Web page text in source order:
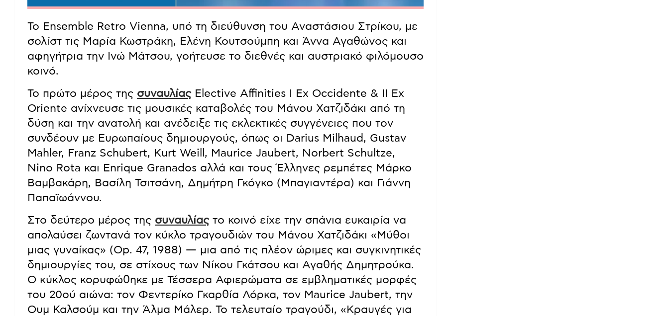
Το Ensemble Retro Vienna, υπό τη διεύθυνση του Αναστάσιου Στρίκου, με
σολίστ τις Μαρία Κωστράκη, Ελένη Κουτσούμπη και Άννα Αγαθώνος και
αφηγήτρια την Ινώ Μάτσου, γοήτευσε το διεθνές και αυστριακό φιλόμουσο
κοινό.
Το πρώτο μέρος της συναυλίαςElective Affinities I Ex Occidente & II Ex
Oriente ανίχνευσε τις μουσικές καταβολές του Μάνου Χατζιδάκι από τη
δύση και την ανατολή και ανέδειξε τις εκλεκτικές συγγένειες που τον
συνδέουν με Ευρωπαίους δημιουργούς, όπως οι Darius Milhaud, Gustav
Mahler, Franz Schubert, Kurt Weill, Maurice Jaubert, Norbert Schultze,
Nino Rota και Enrique Granados αλλά και τους Έλληνες ρεμπέτες Μάρκο
Βαμβακάρη, Βασίλη Τσιτσάνη, Δημήτρη Γκόγκο (Μπαγιαντέρα) και Γιάννη
Παπαϊωάννου.
Στο δεύτερο μέρος της συναυλίαςτο κοινό είχε την σπάνια ευκαιρία να
απολαύσει ζωντανά τον κύκλο τραγουδιών του Μάνου Χατζιδάκι «Μύθοι
μιας γυναίκας» (Op. 47, 1988) — μια από τις πλέον ώριμες και συγκινητικές
δημιουργίες του, σε στίχους των Νίκου Γκάτσου και Αγαθής Δημητρούκα.
Ο κύκλος κορυφώθηκε με Τέσσερα Αφιερώματα σε εμβληματικές μορφές
του 20ού αιώνα: τον Φεντερίκο Γκαρθία Λόρκα, τον Maurice Jaubert, την
Ουμ Καλσούμ και την Άλμα Μάλερ. Το τελευταίο τραγούδι, «Κραυγές για